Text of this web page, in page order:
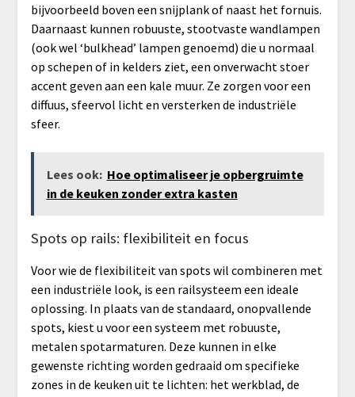
bijvoorbeeld boven een snijplank of naast het fornuis.
Daarnaast kunnen robuuste, stootvaste wandlampen
(ook wel ‘bulkhead’ lampen genoemd) die u normaal
op schepen of in kelders ziet, een onverwacht stoer
accent geven aan een kale muur. Ze zorgen voor een
diffuus, sfeervol licht en versterken de industriële
sfeer.
Lees ook: Hoe optimaliseer je opbergruimte
in de keuken zonder extra kasten
Spots op rails: flexibiliteit en focus
Voor wie de flexibiliteit van spots wil combineren met
een industriële look, is een railsysteem een ideale
oplossing. In plaats van de standaard, onopvallende
spots, kiest u voor een systeem met robuuste,
metalen spotarmaturen. Deze kunnen in elke
gewenste richting worden gedraaid om specifieke
zones in de keuken uit te lichten: het werkblad, de